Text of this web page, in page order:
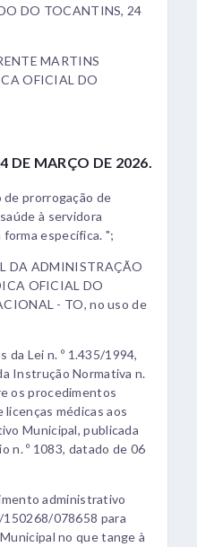
DO TOCANTINS, 24
MARTINS
OFICIAL DO
DE MARÇO DE 2026.
de prorrogação de
à servidora
específica. ";
DA ADMINISTRAÇÃO
OFICIAL DO
- TO, no uso de
da Lei n. º 1.435/1994,
Instrução Normativa n.
os procedimentos
médicas aos
Municipal, publicada
n. º 1083, datado de 06
administrativo
150268/078658 para
no que tange à